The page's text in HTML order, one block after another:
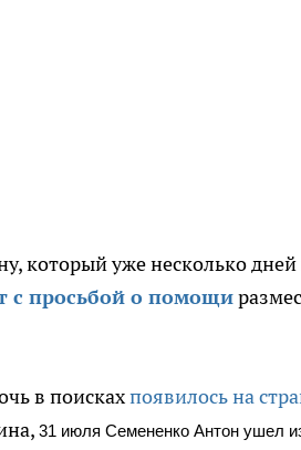
который уже несколько
с просьбой о помощи
в поискахпоявилось на
31 июля Семененко Антон ушел